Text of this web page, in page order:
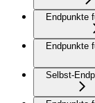
Endpunkte
Endpunkte
Selbst-